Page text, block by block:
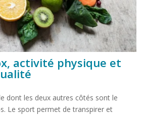
activité physique et
dont les deux autres côtés sont le
Le sport permet de transpirer et